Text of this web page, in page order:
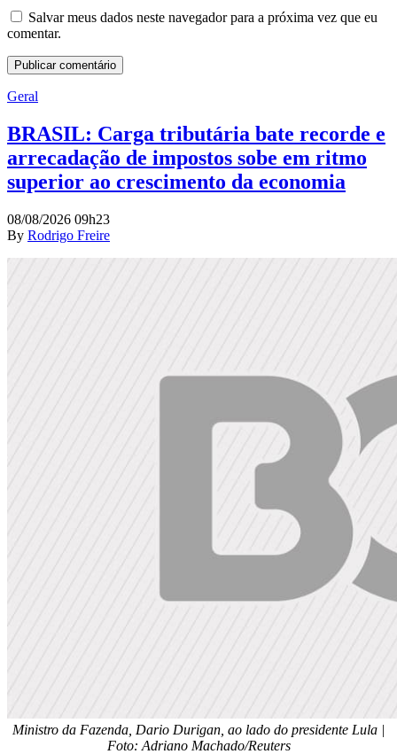
Salvar meus dados neste navegador para a próxima vez que eu
comentar.
Geral
BRASIL: Carga tributária bate recorde e
arrecadação de impostos sobe em ritmo
superior ao crescimento da economia
08/08/2026 09h23
By Rodrigo Freire
Ministro da Fazenda, Dario Durigan, ao lado do presidente Lula |
Foto: Adriano Machado/Reuters